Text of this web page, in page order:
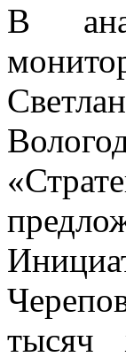
В
тысяч